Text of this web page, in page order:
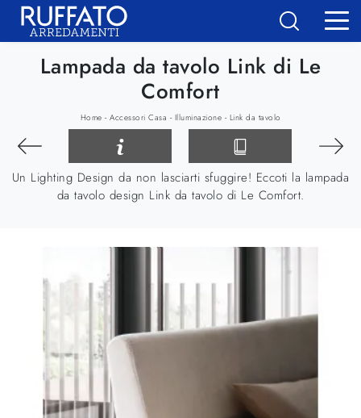
Lampada da tavolo Link di Le
Comfort
Home - Accessori Casa - Illuminazione - Link da tavolo
Un Lighting Design da non lasciarti sfuggire! Eccoti la lampada
da tavolo design Link da tavolo di Le Comfort.